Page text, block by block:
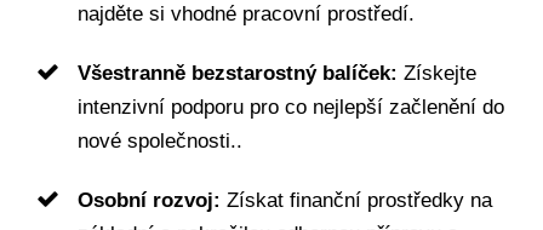
najděte si vhodné pracovní prostředí.
Všestranně bezstarostný balíček: Získejte
intenzivní podporu pro co nejlepší začlenění do
nové společnosti..
Osobní rozvoj: Získat finanční prostředky na